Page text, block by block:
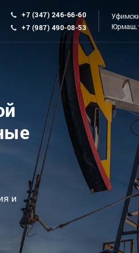
+7 (347) 246-66-60
+7 (987) 490-08-53
Юрмаш,
и